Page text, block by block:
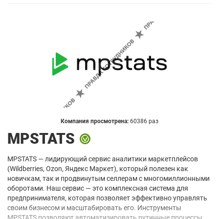
Компания просмотрена: 60386 раз
MPSTATS
MPSTATS — лидирующий сервис аналитики маркетплейсов
(Wildberries, Ozon, Яндекс Маркет), который полезен как
новичкам, так и продвинутым селлерам с многомиллионными
оборотами. Наш сервис — это комплексная система для
предпринимателя, которая позволяет эффективно управлять
своим бизнесом и масштабировать его. Инструменты